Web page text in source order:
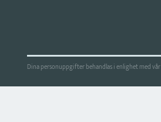
Dina personuppgifter behandlas i enlighet med vår